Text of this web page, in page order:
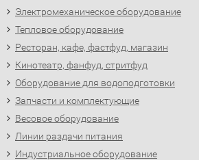
Электромеханическое оборудование
Тепловое оборудование
Ресторан, кафе, фастфуд, магазин
Кинотеатр, фанфуд, стритфуд
Оборудование для водоподготовки
Запчасти и комплектующие
Весовое оборудование
Линии раздачи питания
Индустриальное оборудование